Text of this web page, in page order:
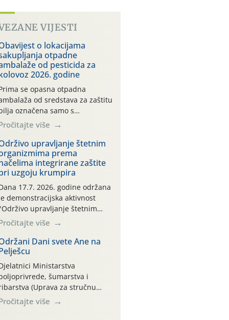
VIJESTI
o lokacijama
otpadne
od pesticida za
2026. godine
se opasna otpadna
od sredstava za zaštitu
označena samo s
i oznakom
CROCPA EKO MODEL:
ambalaža kao i
drugih proizvoda koji
sredstva za zaštitu bilja
(npr. ambalaža od mineralnih
se ne prihvaća.
je osiguran
povrat prazne
isključivo ovih tvrtki:
MAKS, AGRONOM,
TKI* (PINUS […]
više
upravljanje štetnim
prema
integrirane zaštite
uzgoju krumpira
17.7. 2026. godine održana
demonstracijska aktivnost
upravljanje štetnim
prema načelima
integrirane zaštite pri uzgoju
na pokusnom polju
kraj naselja Belica
parcela ID 2445031)
dio Međimurske
više
Dani svete Ane na
Ministarstva
šumarstva i
(Uprava za stručnu
razvoju poljoprivrede)
sudjelovali su na tradicionalnom
više